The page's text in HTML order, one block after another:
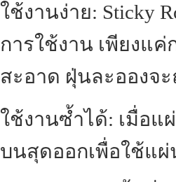
ใช้งานง่าย: Sticky
การใช้งาน เพียงแ
สะอาด ฝุ่นละอองจ
ใช้งานซ้ำได้: เมื่อ
บนสุดออกเพื่อใช้แ